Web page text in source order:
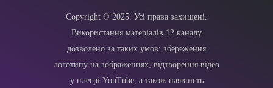
Copyright © 2025. Усі права захищені.
Використання матеріалів 12 каналу
дозволено за таких умов: збереження
логотипу на зображеннях, відтворення відео
у плеєрі YouTube, а також наявність